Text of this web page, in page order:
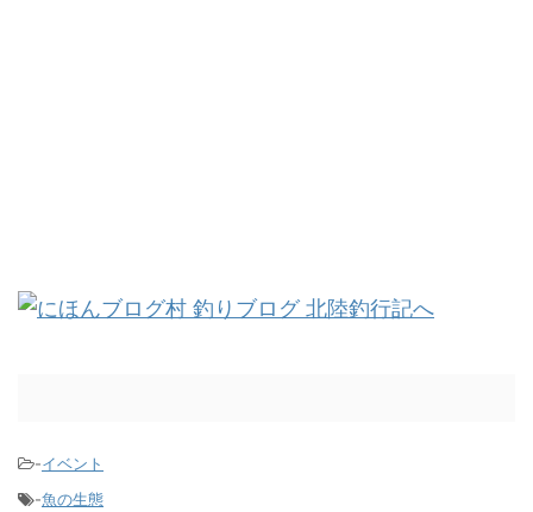
-イベント
-魚の生態